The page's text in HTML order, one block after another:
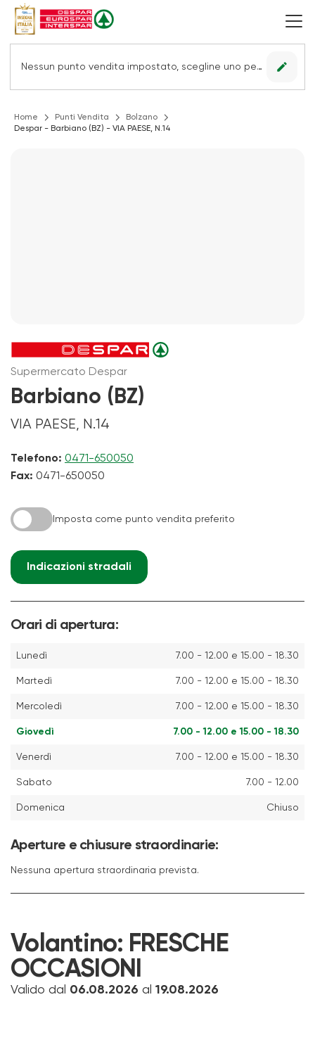
Nessun punto vendita impostato, scegline uno per vedere le offerte. edit
Home Punti Vendita
Bolzano
Despar - Barbiano (BZ) - VIA PAESE, N.14
Supermercato Despar
Barbiano (BZ)
VIA PAESE, N.14
Telefono: 0471-650050
Fax: 0471-650050
Imposta come punto vendita preferito
Indicazioni stradali
Orari di apertura:
Lunedì 7.00 - 12.00 e 15.00 - 18.30
Martedì 7.00 - 12.00 e 15.00 - 18.30
Mercoledì 7.00 - 12.00 e 15.00 - 18.30
Giovedì 7.00 - 12.00 e 15.00 - 18.30
Venerdì 7.00 - 12.00 e 15.00 - 18.30
Sabato 7.00 - 12.00
Domenica Chiuso
Aperture e chiusure straordinarie:
Nessuna apertura straordinaria prevista.
Volantino: FRESCHE
OCCASIONI
Valido dal 06.08.2026 al 19.08.2026